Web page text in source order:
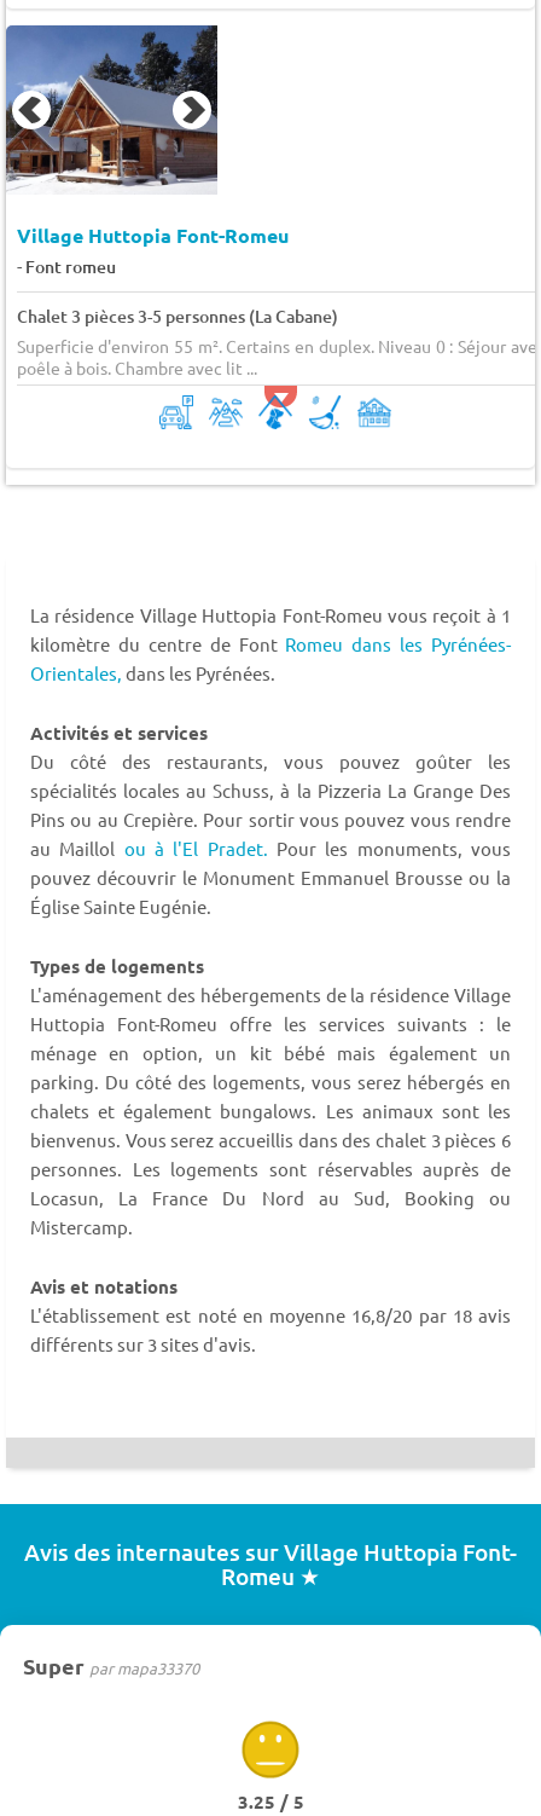
Village Huttopia Font-Romeu
- Font romeu
Chalet 3 pièces 3-5 personnes (La Cabane)
Superficie d'environ 55 m². Certains en duplex. Niveau 0 : Séjour
poêle à bois. Chambre avec lit ...
La résidence Village Huttopia Font-Romeu vous reçoit à 1
kilomètre du centre de Font Romeu dans les Pyrénées-
Orientales, dans les Pyrénées.
Activités et services
Du côté des restaurants, vous pouvez goûter les
spécialités locales au Schuss, à la Pizzeria La Grange Des
Pins ou au Crepière. Pour sortir vous pouvez vous rendre
au Maillol ou à l'El Pradet. Pour les monuments, vous
pouvez découvrir le Monument Emmanuel Brousse ou la
Église Sainte Eugénie.
Types de logements
L'aménagement des hébergements de la résidence Village
Huttopia Font-Romeu offre les services suivants : le
ménage en option, un kit bébé mais également un
parking. Du côté des logements, vous serez hébergés en
chalets et également bungalows. Les animaux sont les
bienvenus. Vous serez accueillis dans des chalet 3 pièces 6
personnes. Les logements sont réservables auprès de
Locasun, La France Du Nord au Sud, Booking ou
Mistercamp.
Avis et notations
L'établissement est noté en moyenne 16,8/20 par 18 avis
différents sur 3 sites d'avis.
Avis des internautes sur Village Huttopia Font-
Romeu ★
Super par mapa33370
3.25 / 5